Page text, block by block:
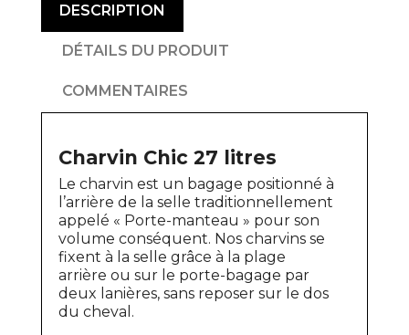
DESCRIPTION
DÉTAILS DU PRODUIT
COMMENTAIRES
Charvin Chic 27 litres
Le charvin est un bagage positionné à
l’arrière de la selle traditionnellement
appelé « Porte-manteau » pour son
volume conséquent. Nos charvins se
fixent à la selle grâce à la plage
arrière ou sur le porte-bagage par
deux lanières, sans reposer sur le dos
du cheval .